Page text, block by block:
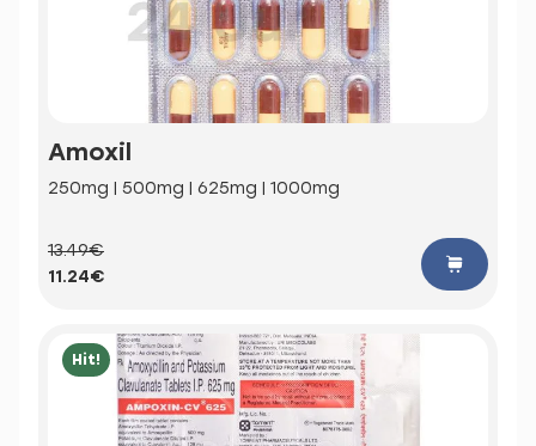
Amoxil
250mg | 500mg | 625mg | 1000mg
13.49€
11.24€
Hit!